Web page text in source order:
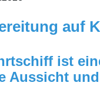
auf
ist
Aussicht